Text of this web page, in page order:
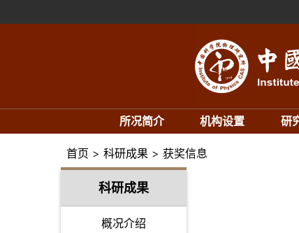
所况简介 机构设置 研
首页 > 科研成果 > 获奖信息
科研成果
概况介绍